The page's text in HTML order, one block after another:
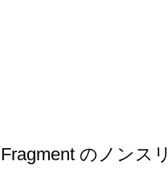
Fragment のノンス